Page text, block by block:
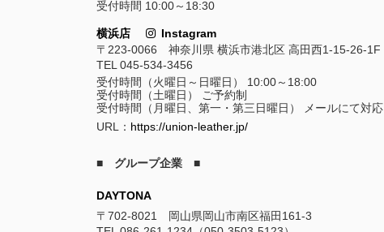
受付時間 10:00～18:30
横浜店
Instagram
〒223-0066 神奈川県 横浜市港北区 高田西1-15-26-1F
TEL 045-534-3456
受付時間（火曜日～日曜日） 10:00～18:00
受付時間（土曜日） ご予約制
受付時間（月曜日、第一・第三日曜日） メールにて対応
URL： https://union-leather.jp/
■ グループ企業 ■
DAYTONA
〒702-8021 岡山県岡山市南区福田161-3